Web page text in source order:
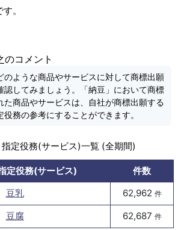
。
のコメント
のような商品やサービスに対して商標出願
認してみましょう。「納豆」において商標
た商品やサービスは、自社が商標出願する
務の参考にすることができます。
定役務(サービス)一覧 (全期間)
定役務(サービス)
件数
豆乳
62,962 件
豆腐 62,687 件